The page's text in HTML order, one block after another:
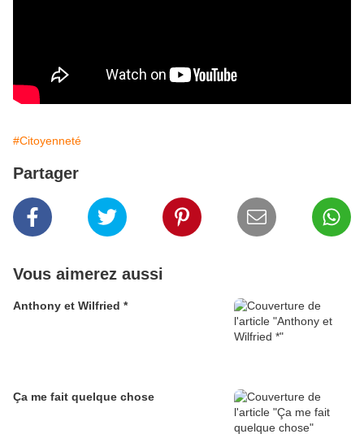
#Citoyenneté
Partager
Vous aimerez aussi
Anthony et Wilfried *
Ça me fait quelque chose